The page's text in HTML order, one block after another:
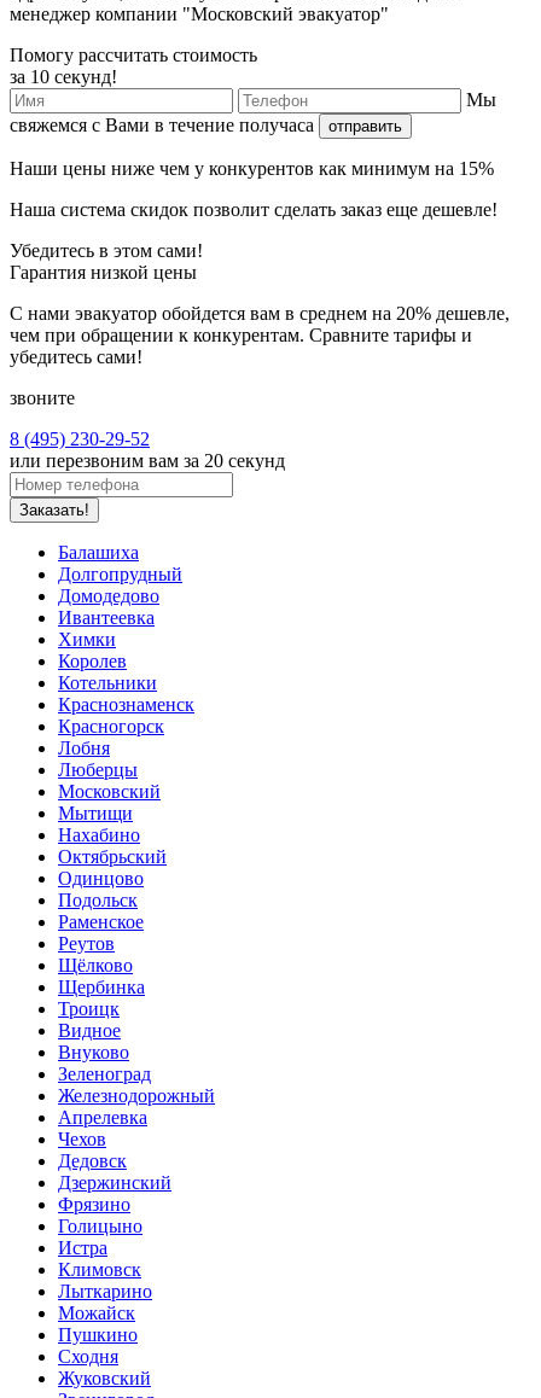
менеджер компании "Московский эвакуатор"
Помогу рассчитать стоимость
за 10 секунд!
Мы
свяжемся с Вами в течение получаса
отправить
Наши цены ниже чем у конкурентов как минимум на 15%
Наша система скидок позволит сделать заказ еще дешевле!
Убедитесь в этом сами!
Гарантия низкой цены
С нами эвакуатор обойдется вам в среднем на 20% дешевле,
чем при обращении к конкурентам. Сравните тарифы и
убедитесь сами!
звоните
8 (495) 230-29-52
или перезвоним вам за 20 секунд
Заказать!
Балашиха
Долгопрудный
Домодедово
Ивантеевка
Химки
Королев
Котельники
Краснознаменск
Красногорск
Лобня
Люберцы
Московский
Мытищи
Нахабино
Октябрьский
Одинцово
Подольск
Раменское
Реутов
Щёлково
Щербинка
Троицк
Видное
Внуково
Зеленоград
Железнодорожный
Апрелевка
Чехов
Дедовск
Дзержинский
Фрязино
Голицыно
Истра
Климовск
Лыткарино
Можайск
Пушкино
Сходня
Жуковский